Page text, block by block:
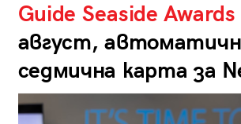
Guide Seaside Awards
август,
седмична карта за